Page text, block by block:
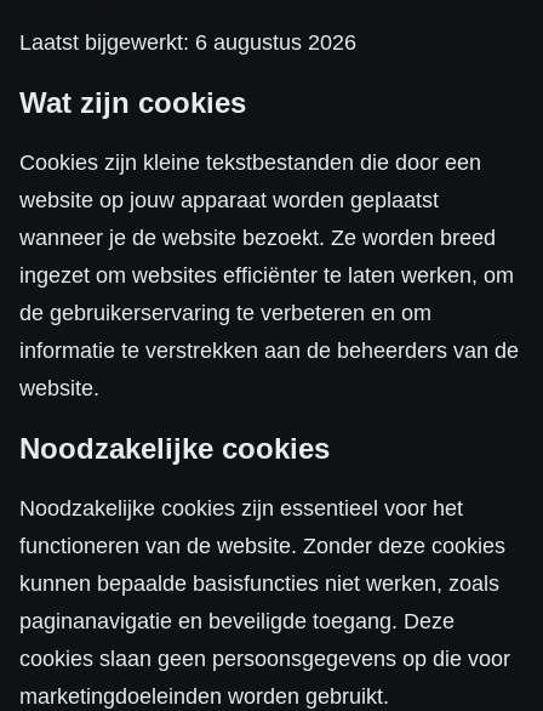
Laatst bijgewerkt: 6 augustus 2026
Wat zijn cookies
Cookies zijn kleine tekstbestanden die door een
website op jouw apparaat worden geplaatst
wanneer je de website bezoekt. Ze worden breed
ingezet om websites efficiënter te laten werken, om
de gebruikerservaring te verbeteren en om
informatie te verstrekken aan de beheerders van de
website.
Noodzakelijke cookies
Noodzakelijke cookies zijn essentieel voor het
functioneren van de website. Zonder deze cookies
kunnen bepaalde basisfuncties niet werken, zoals
paginanavigatie en beveiligde toegang. Deze
cookies slaan geen persoonsgegevens op die voor
marketingdoeleinden worden gebruikt.